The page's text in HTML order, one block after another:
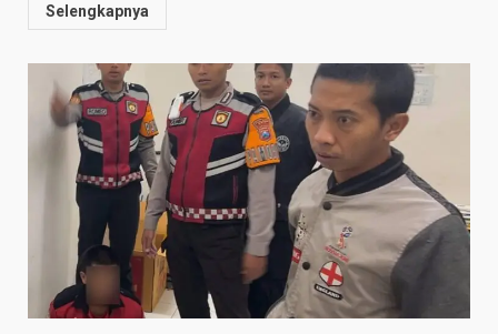
Selengkapnya